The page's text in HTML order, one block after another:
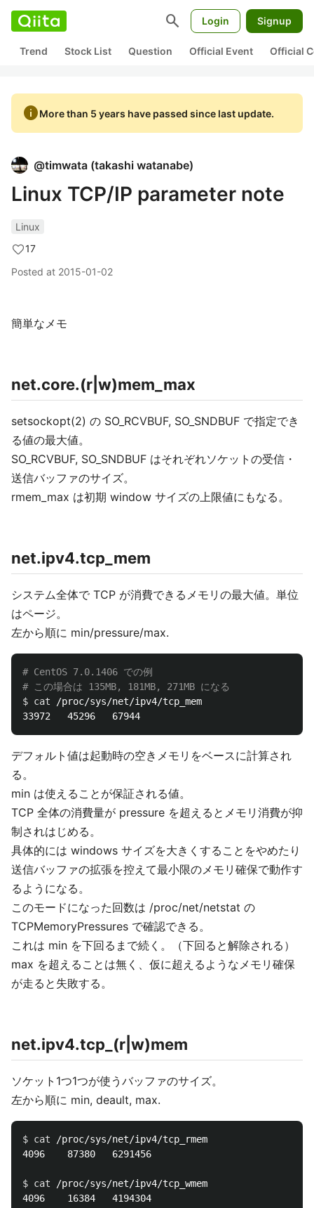
search Login Signup
Trend Stock List Question Official Event Official
infoMore than 5 years have passed since last update.
@timwata (takashi watanabe)
Linux TCP/IP parameter note
Linux
17
Posted at 2015-01-02
簡単なメモ
net.core.(r|w)mem_max
setsockopt(2) の SO_RCVBUF, SO_SNDBUF で指定でき
る値の最大値。
SO_RCVBUF, SO_SNDBUF はそれぞれソケットの受信・
送信バッファのサイズ。
rmem_max は初期 window サイズの上限値にもなる。
net.ipv4.tcp_mem
システム全体で TCP が消費できるメモリの最大値。単位
はページ。
左から順に min/pressure/max.
# CentOS 7.0.1406 での例
# この場合は 135MB, 181MB, 271MB になる
$ cat /proc/sys/net/ipv4/tcp_mem
デフォルト値は起動時の空きメモリをベースに計算され
る。
min は使えることが保証される値。
TCP 全体の消費量が pressure を超えるとメモリ消費が抑
制されはじめる。
具体的には windows サイズを大きくすることをやめたり
送信バッファの拡張を控えて最小限のメモリ確保で動作す
るようになる。
このモードになった回数は /proc/net/netstat の
TCPMemoryPressures で確認できる。
これは min を下回るまで続く。（下回ると解除される）
max を超えることは無く、仮に超えるようなメモリ確保
が走ると失敗する。
net.ipv4.tcp_(r|w)mem
ソケット1つ1つが使うバッファのサイズ。
左から順に min, deault, max.
$ cat /proc/sys/net/ipv4/tcp_rmem
4096    87380   6291456
$ cat /proc/sys/net/ipv4/tcp_wmem